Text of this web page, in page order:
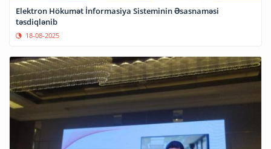
Elektron Hökumət İnformasiya Sisteminin Əsasnaməsi
təsdiqlənib
18-08-2025